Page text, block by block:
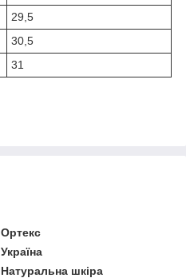
29,5
30,5
31
Ортекс
Україна
Натуральна шкіра